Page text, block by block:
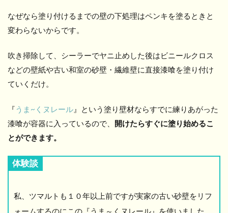
なぜなら塗り付けるまでの壁の下処理はペンキを塗るときと
変わらないからです。
吹き掃除して、シーラーでヤニ止めした後はビニールクロス
などの壁紙や古い和室の砂壁・繊維壁に直接漆喰を塗り付け
ていくだけ。
『 うま~くヌレール 』という塗り壁材ならすでに練りあがった
漆喰が容器に入っているので、 開けたらすぐに塗り始めるこ
とができます。
体験談
私、ツマルトも１０年以上前ですが実家の古い砂壁をリフ
ォームするのにこの『うま～くヌレール』を使いました。